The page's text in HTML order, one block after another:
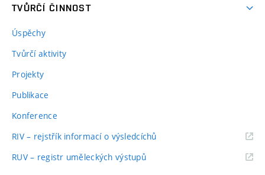
TVŮRČÍ ČINNOST
Úspěchy
Tvůrčí aktivity
Projekty
Publikace
Konference
RIV – rejstřík informací o výsledcíchů
RUV – registr uměleckých výstupů